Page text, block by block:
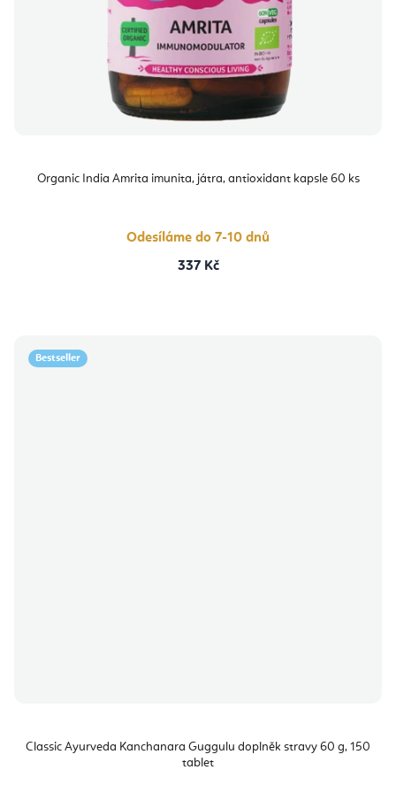
Organic India Amrita imunita, játra, antioxidant kapsle 60 ks
Odesíláme do 7-10 dnů
337 Kč
Bestseller
Classic Ayurveda Kanchanara Guggulu doplněk stravy 60 g, 150
tablet